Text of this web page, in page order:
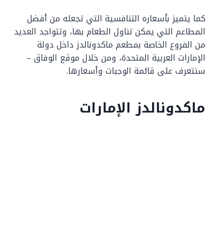
كما يتميز بأسعاره التنافسية التي تجعله من أفضل
المطاعم التي يمكن تناول الطعام بها، وتتواجد العديد
من الفروع الخاصة بمطعم ماكدونالدز داخل دولة
الإمارات العربية المتحدة، ومن خلال موقع الوفاق –
سنتعرف على قائمة الوجبات وأسعارها.
ماكدونالدز الإمارات